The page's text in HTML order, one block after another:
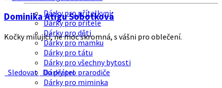
Dárky pro přítelkyni
Dárky pro přítele
Dárky pro děti
Dárky pro mamku
Dárky pro tátu
Dárky pro všechny bytosti
Dárky pro prarodiče
Dárky pro miminka
Dominika Atigu Sobotková
Kočky milující, ne moc skromná, s vášni pro oblečení.
Sledovat Do přátel